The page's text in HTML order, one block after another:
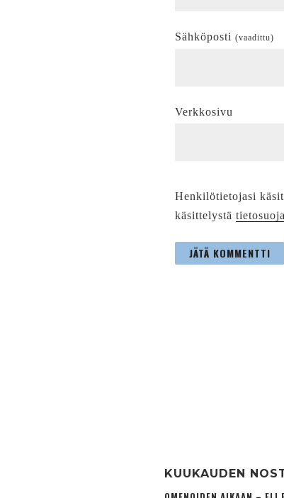
Sähköposti (vaadittu)
Verkkosivu
Henkilötietojasi
käsittelystä
KUUKAUDEN